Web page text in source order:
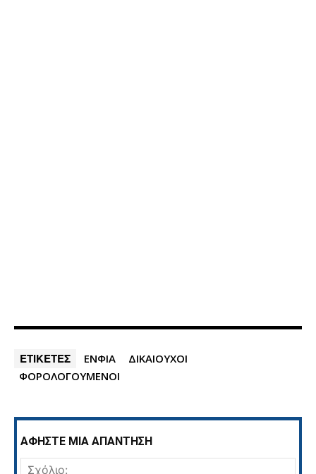
ΕΤΙΚΕΤΕΣ ΕΝΦΙΑ
ΔΙΚΑΙΟΥΧΟΙ
ΦΟΡΟΛΟΓΟΥΜΕΝΟΙ
ΑΦΗΣΤΕ ΜΙΑ ΑΠΑΝΤΗΣΗ